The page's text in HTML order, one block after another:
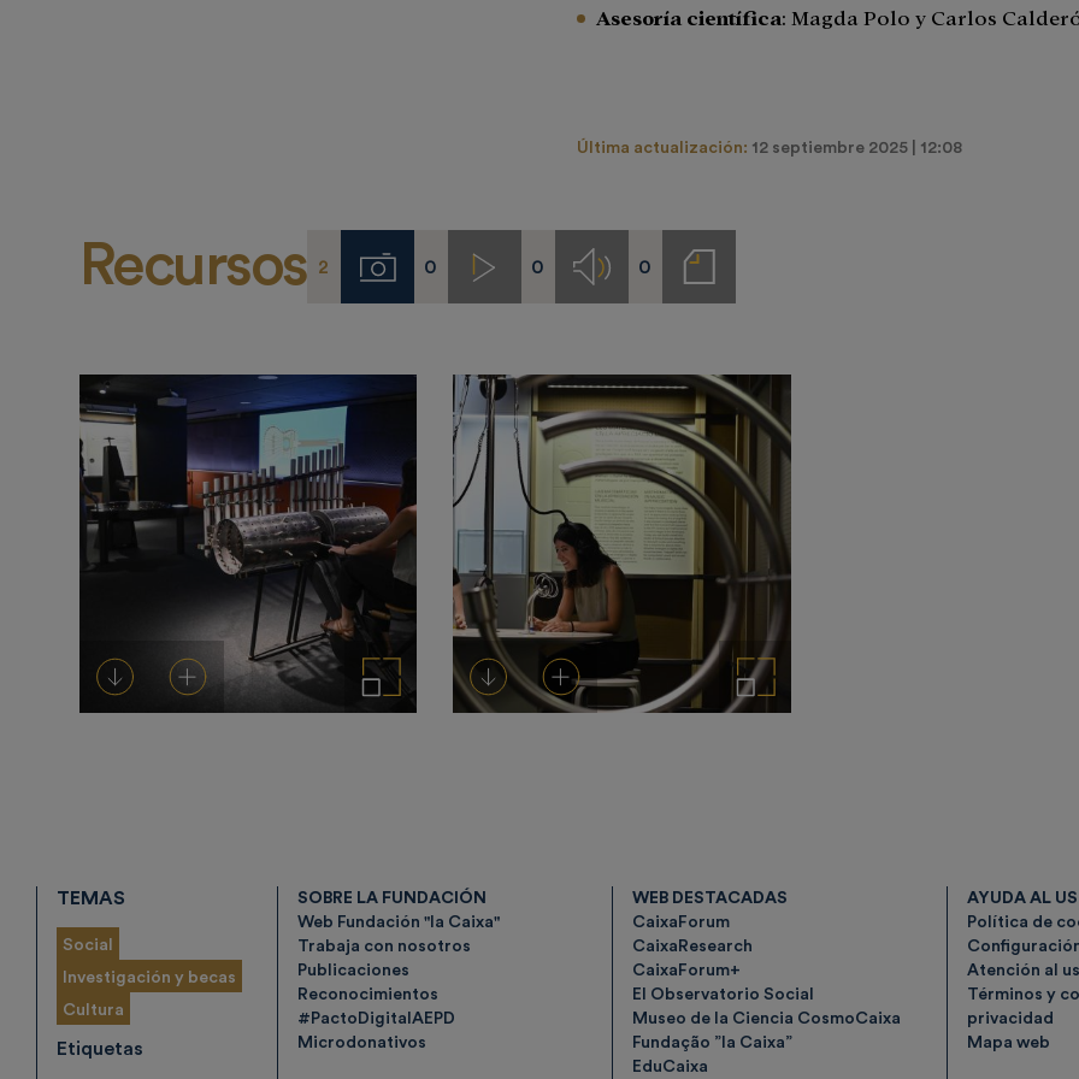
Asesoría científica: Magda Polo y Carlos
Última actualización: 12 septiembre 2025 | 12:08
Recursos 2 Imágenes
0 Videos0 Audios
0
Notas
de
DescargarAñadir al carrito Ampliar imagen DescargarAñadir al carrito Ampliar imagen
TEMAS
Social
Investigación y becas
Cultura
Etiquetas
SOBRE LA FUNDACIÓN
Web Fundación "la Caixa"
Trabaja con nosotros
Publicaciones
Reconocimientos
#PactoDigitalAEPD
Microdonativos
WEB DESTACADAS
CaixaForum
CaixaResearch
CaixaForum+
El Observatorio Social
Museo de la Ciencia CosmoCaixa
Fundação ”la Caixa”
EduCaixa
AYUDA AL
Política de
Atención al
Términos y
privacidad
Mapa web